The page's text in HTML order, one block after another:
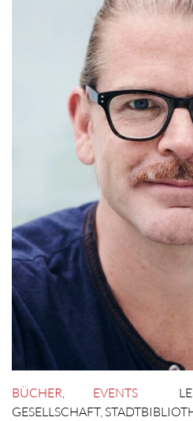
BÜCHER, EVENTS
GESELLSCHAFT,